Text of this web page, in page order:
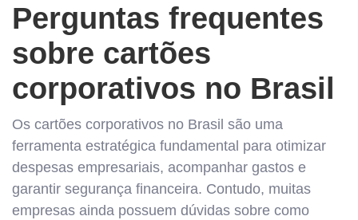
Perguntas frequentes
sobre cartões
corporativos no Brasil
Os cartões corporativos no Brasil são uma
ferramenta estratégica fundamental para otimizar
despesas empresariais, acompanhar gastos e
garantir segurança financeira. Contudo, muitas
empresas ainda possuem dúvidas sobre como